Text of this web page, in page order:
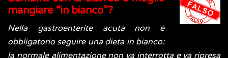
mangiare “in bianco”?
Nella gastroenterite acuta non è
obbligatorio seguire una dieta in bianco:
la normale alimentazione non va interrotta e va ripresa